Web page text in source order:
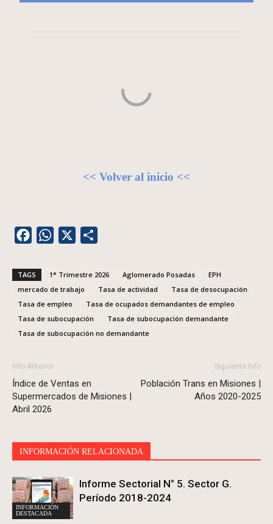
<< Volver al inicio <<
FacebookWhatsApp
TAGS 1° Trimestre 2026 Aglomerado Posadas
EPH
mercado de trabajo
Tasa de actividad
Tasa de desocupación
Tasa de empleo
Tasa de ocupados demandantes de empleo
Tasa de subocupación
Tasa de subocupación demandante
Tasa de subocupación no demandante
Info Anterior
Índice de Ventas en
Supermercados de Misiones |
Abril 2026
Siguiente Info
Población Trans en Misiones |
Años 2020-2025
INFORMACIÓN RELACIONADA
INFORMACIÓN
DESTACADA
Informe Sectorial N° 5. Sector G.
Período 2018-2024